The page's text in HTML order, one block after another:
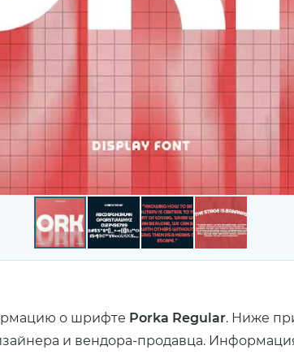
о шрифте Porka Regular. Ниже
и вендора-продавца.